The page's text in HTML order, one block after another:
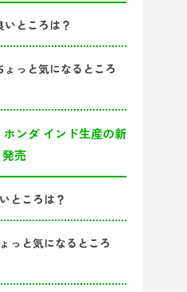
ところは？
っと気になるところ
ンダ インド生産の新
売
ところは？
っと気になるところ